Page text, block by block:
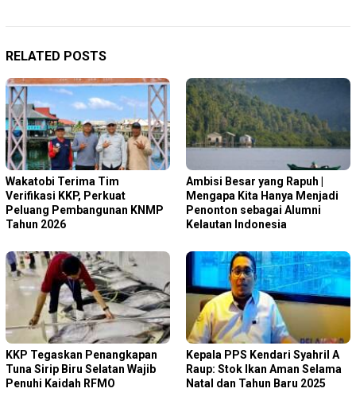
RELATED POSTS
Wakatobi Terima Tim
Verifikasi KKP, Perkuat
Peluang Pembangunan KNMP
Tahun 2026
Ambisi Besar yang Rapuh |
Mengapa Kita Hanya Menjadi
Penonton sebagai Alumni
Kelautan Indonesia
KKP Tegaskan Penangkapan
Tuna Sirip Biru Selatan Wajib
Penuhi Kaidah RFMO
Kepala PPS Kendari Syahril A
Raup: Stok Ikan Aman Selama
Natal dan Tahun Baru 2025